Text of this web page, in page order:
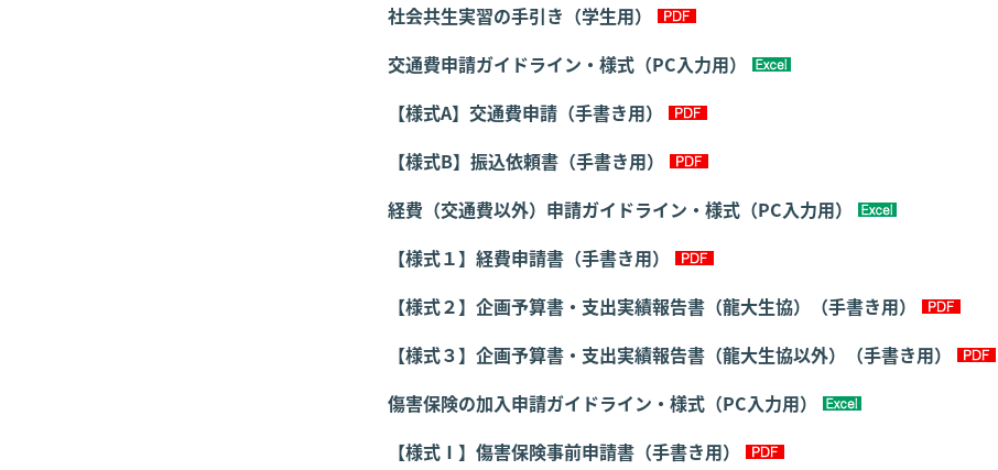
社会共生実習の手引き（学生用）
交通費申請ガイドライン・様式（PC入力用）
【様式A】交通費申請（手書き用）
【様式B】振込依頼書（手書き用）
経費（交通費以外）申請ガイドライン・様式（PC入力用）
【様式１】経費申請書（手書き用）
【様式２】企画予算書・支出実績報告書（龍大生協）（手書き用）
【様式３】企画予算書・支出実績報告書（龍大生協以外）（手書き用）
傷害保険の加入申請ガイドライン・様式（PC入力用）
【様式Ⅰ】傷害保険事前申請書（手書き用）